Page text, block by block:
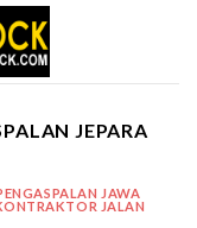
JEPARA
JAWA
JALAN